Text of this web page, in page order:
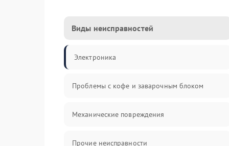
Виды неисправностей
Электроника
Проблемы с кофе и заварочным блоком
Механические повреждения
Прочие неисправности